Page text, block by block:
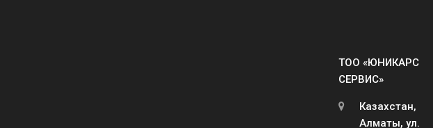
ТОО «ЮНИКАРС
СЕРВИС»
Казахстан,
Алматы, ул.